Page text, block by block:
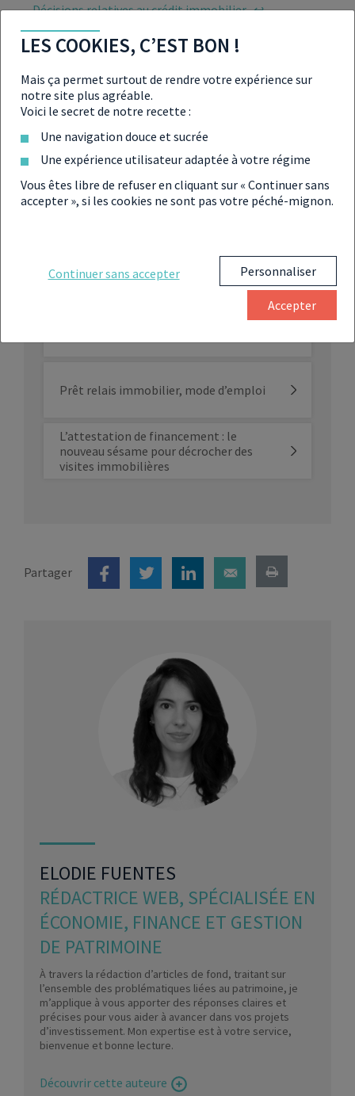
– Décisions relatives au crédit immobilier ↩︎
Assemblée nationale,
compléter les dispositions applicables au Haut Conseil
Banque de France, Statistiques mensuelles – Crédits aux
particuliers (Stat Info)
législations nationales ↩︎
CRÉDIT IMMOBILIER
5 conseils pour réussir son emprunt
Prêt relais immobilier, mode d’emploi
L’attestation de financement : le
nouveau sésame pour décrocher des
visites immobilières
Partager
ELODIE FUENTES
RÉDACTRICE WEB, SPÉCIALISÉE EN
ÉCONOMIE, FINANCE ET GESTION
DE PATRIMOINE
À travers la rédaction d’articles de fond, traitant sur
l’ensemble des problématiques liées au patrimoine, je
m’applique à vous apporter des réponses claires et
précises pour vous aider à avancer dans vos projets
d’investissement. Mon expertise est à votre service,
bienvenue et bonne lecture.
Découvrir cette auteure
LES COOKIES, C’EST BON !
Mais ça permet surtout de rendre votre expérience sur
notre site plus agréable.
Voici le secret de notre recette :
Une navigation douce et sucrée
Une expérience utilisateur adaptée à votre régime
Vous êtes libre de refuser en cliquant sur « Continuer sans
accepter », si les cookies ne sont pas votre péché-mignon.
Continuer sans accepter Personnaliser
Accepter